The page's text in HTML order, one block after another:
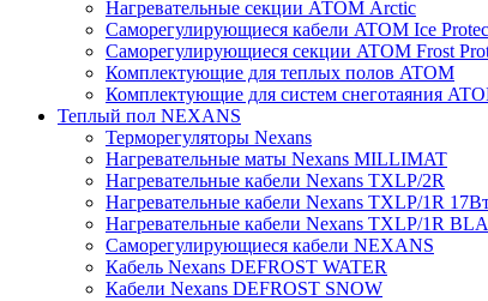
Нагревательные секции АТОМ Arctic
Саморегулирующиеся кабели ATOM Ice
Саморегулирующиеся секции ATOM Frost
Комплектующие для теплых полов ATOM
Комплектующие для систем снеготаяния
Теплый пол NEXANS
Терморегуляторы Nexans
Нагревательные маты Nexans MILLIMAT
Нагревательные кабели Nexans TXLP/2R
Нагревательные кабели Nexans TXLP/1R
Нагревательные кабели Nexans TXLP/1R
Саморегулирующиеся кабели NEXANS
Кабель Nexans DEFROST WATER
Кабели Nexans DEFROST SNOW